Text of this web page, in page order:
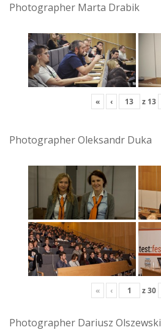
Photographer Marta Drabik
« ‹ z 13
Photographer Oleksandr Duka
« ‹ z30
Photographer Dariusz Olszewski